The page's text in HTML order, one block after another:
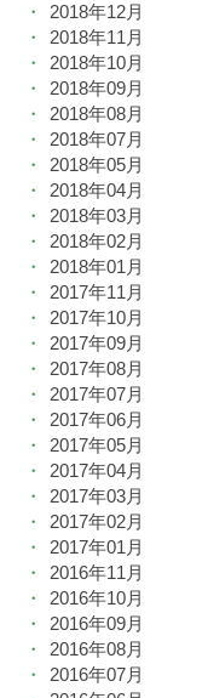
2018年12月
2018年11月
2018年10月
2018年09月
2018年08月
2018年07月
2018年05月
2018年04月
2018年03月
2018年02月
2018年01月
2017年11月
2017年10月
2017年09月
2017年08月
2017年07月
2017年06月
2017年05月
2017年04月
2017年03月
2017年02月
2017年01月
2016年11月
2016年10月
2016年09月
2016年08月
2016年07月